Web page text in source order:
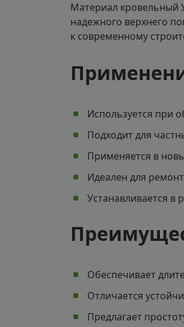
Материал кровельный
надежного верхнего
к современному
Используется при
Подходит для
Применяется в
Идеален для
Устанавливается в
Обеспечивает
Отличается
Предлагает